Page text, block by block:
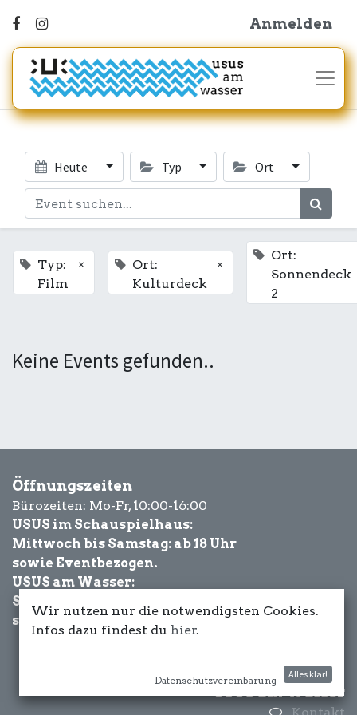
Anmelden
Heute Typ Ort
Typ:
Film
×
Ort:
Kulturdeck
×
Ort:
Sonnendeck
2
Keine Events gefunden..
Öffnungszeiten
Bürozeiten: Mo-Fr, 10:00-16:00
USUS im Schauspielhaus:
Mittwoch bis Samstag: ab 18 Uhr
sowie Eventbezogen.
USUS am Wasser:
Schönwetter-
sowie Eventbezogen.
USUS am Wasser
Wir nutzen nur die notwendigsten Cookies.
Infos dazu findest du hier.
Datenschutzvereinbarung
Alles klar!